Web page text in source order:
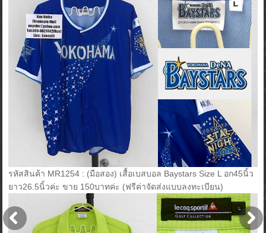
รหัสสินค้า MR1254 : (มือสอง) เสื้อเบสบอล Baystars Size L อก45นิ้ว
ยาว26.5นิ้วค่ะ ขาย 150บาทค่ะ (ฟรีค่าจัดส่งแบบลงทะเบียน)